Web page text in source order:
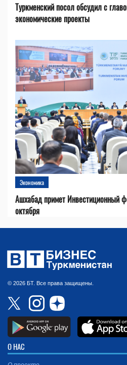
Туркменский посол обсудил с
экономические проекты
Экономика
Ашхабад примет Инвестиционный
октября
© 2026 БТ. Все права защищены.
О НАС